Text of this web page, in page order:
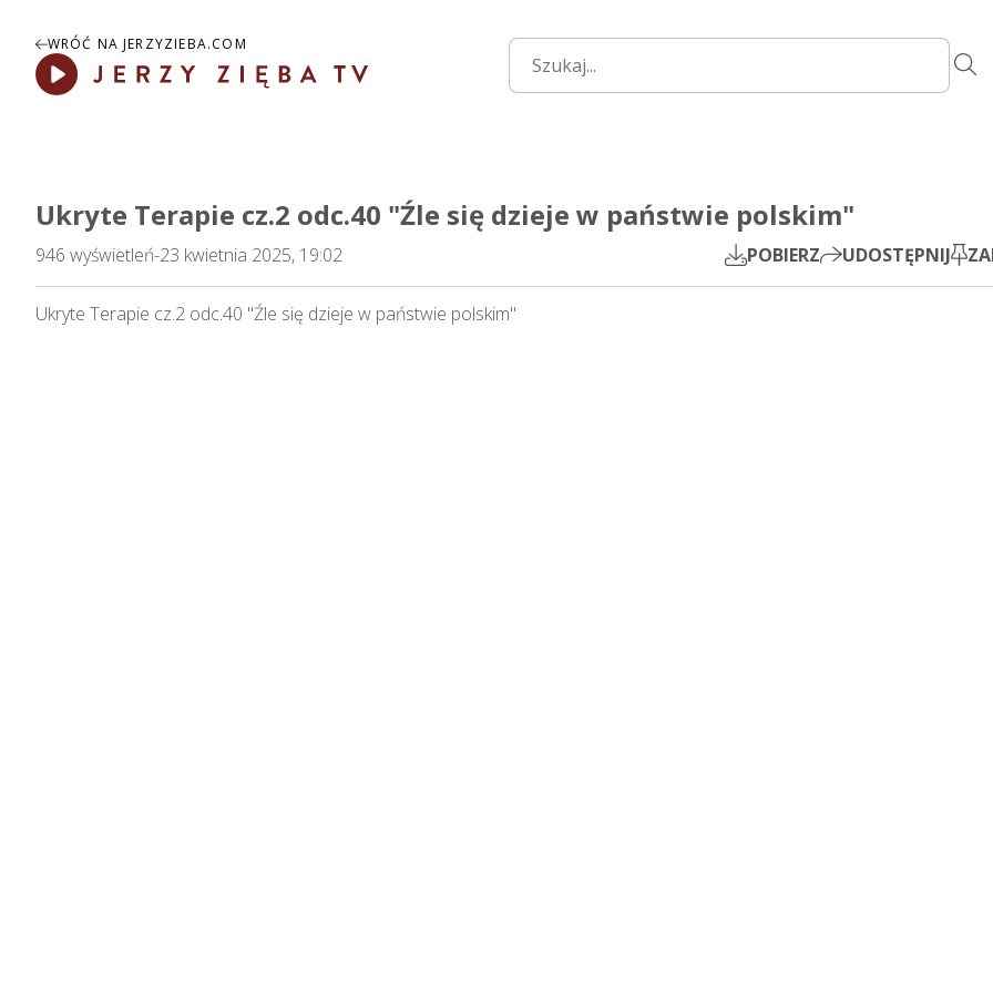
WRÓĆ NA JERZYZIEBA.COM
Play
Ukryte Terapie cz.2 odc.40 "Źle się dzieje w państwie polskim"
946 wyświetleń-23 kwietnia 2025, 19:02 POBIERZ UDOSTĘPNIJ
Ukryte Terapie cz.2 odc.40 "Źle się dzieje w państwie polskim"